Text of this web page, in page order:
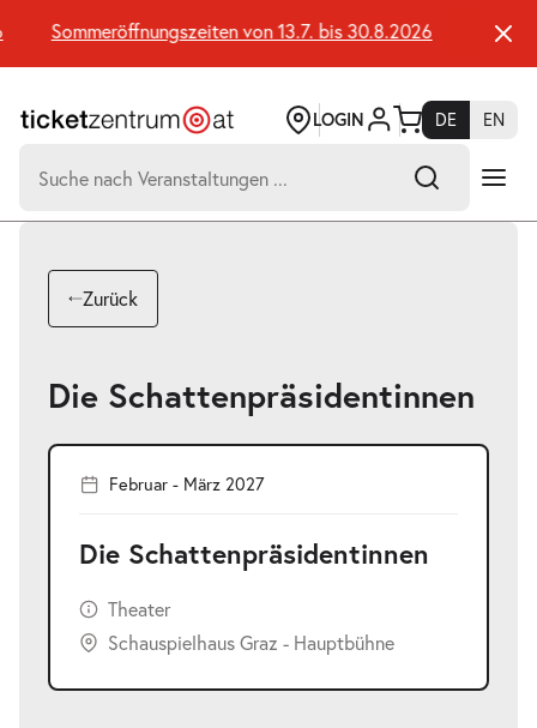
Seiteninhalt
springen
Sommeröffnungszeiten von 13.7. bis 30.8.2026
LOGIN DE
EN
nach:
Suchtreffer:
Zurück
Die Schattenpräsidentinnen
Februar - März 2027
Die Schattenpräsidentinnen
Theater
Schauspielhaus Graz - Hauptbühne